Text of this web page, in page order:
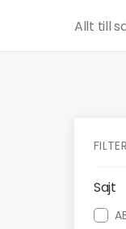
Allt till
FILTER
Sajt